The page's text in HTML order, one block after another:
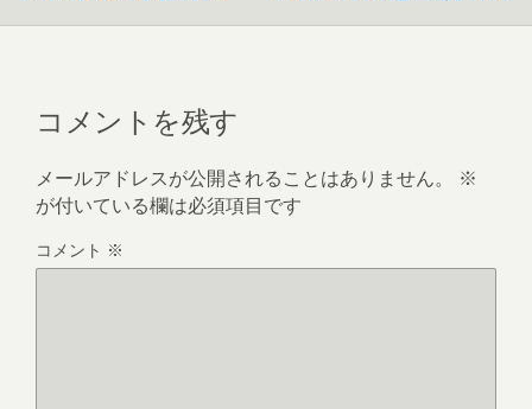
コメントを残す
メールアドレスが公開されることはありません。
※
が付いている欄は必須項目です
コメント ※